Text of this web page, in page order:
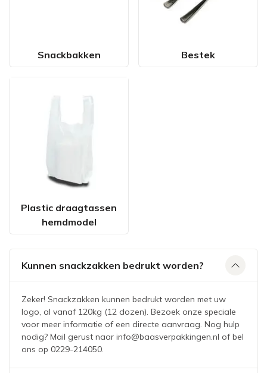
Snackbakken Bestek
Plastic draagtassen
hemdmodel
Kunnen snackzakken bedrukt worden?
Zeker! Snackzakken kunnen bedrukt worden met uw
logo, al vanaf 120kg (12 dozen). Bezoek onze speciale
voor meer informatie of een directe aanvraag. Nog hulp
nodig? Mail gerust naar info@baasverpakkingen.nl of bel
ons op 0229-214050.